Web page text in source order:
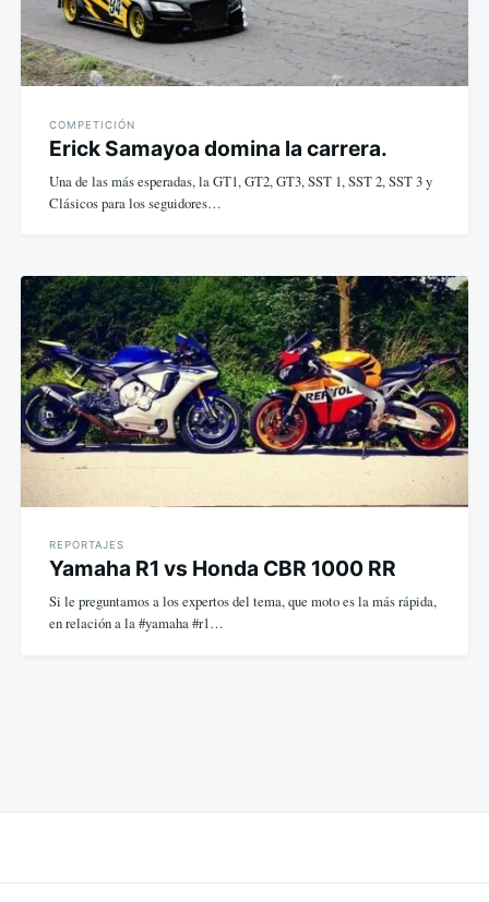
COMPETICIÓN
Erick Samayoa domina la carrera.
Una de las más esperadas, la GT1, GT2, GT3, SST 1, SST 2, SST 3 y
Clásicos para los seguidores…
REPORTAJES
Yamaha R1 vs Honda CBR 1000 RR
Si le preguntamos a los expertos del tema, que moto es la más rápida,
en relación a la #yamaha #r1…